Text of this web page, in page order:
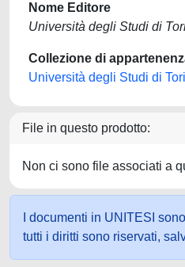
Nome Editore
Università degli Studi di
Collezione di
Università degli Studi di
File in questo prodotto:
Non ci sono file associati a
I documenti in UNITESI
tutti i diritti sono riservati,